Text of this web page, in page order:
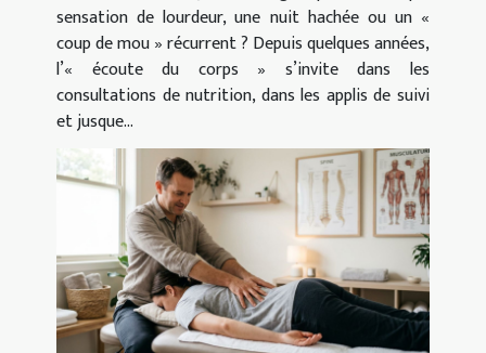
sensation de lourdeur, une nuit hachée ou un «
coup de mou » récurrent ? Depuis quelques années,
l’« écoute du corps » s’invite dans les
consultations de nutrition, dans les applis de suivi
et jusque...